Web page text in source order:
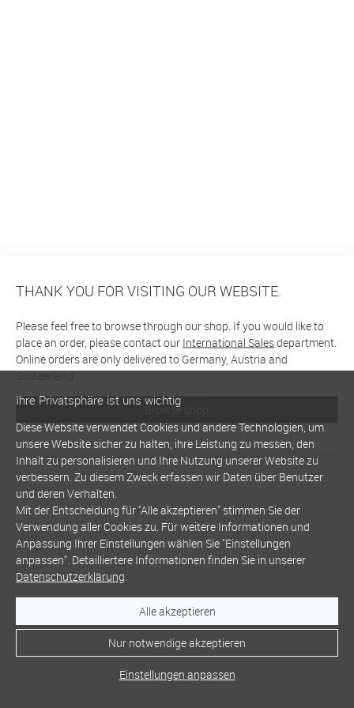
THANK YOU FOR VISITING OUR WEBSITE.
Please feel free to browse through our shop. If you would like to
place an order, please contact our International Salesdepartment.
Online orders are only delivered to Germany, Austria and
Switzerland
Browse shop
Ihre Privatsphäre ist uns wichtig
Diese Website verwendet Cookies und andere Technologien, um
unsere Website sicher zu halten, ihre Leistung zu messen, den
Inhalt zu personalisieren und Ihre Nutzung unserer Website zu
verbessern. Zu diesem Zweck erfassen wir Daten über Benutzer
und deren Verhalten.
Mit der Entscheidung für "Alle akzeptieren" stimmen Sie der
Verwendung aller Cookies zu. Für weitere Informationen und
Anpassung Ihrer Einstellungen wählen Sie "Einstellungen
anpassen". Detailliertere Informationen finden Sie in unserer
Datenschutzerklärung.
Alle akzeptieren
Nur notwendige akzeptieren
Einstellungen anpassen